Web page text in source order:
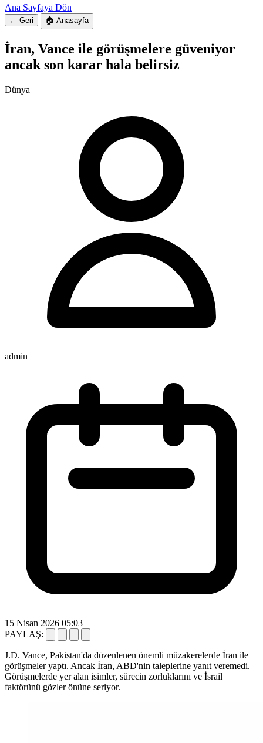
Ana Sayfaya Dön
← Geri 🏠 Anasayfa
İran, Vance ile görüşmelere güveniyor
ancak son karar hala belirsiz
Dünya
admin
15 Nisan 2026 05:03
PAYLAŞ:
J.D. Vance, Pakistan'da düzenlenen önemli müzakerelerde İran ile
görüşmeler yaptı. Ancak İran, ABD'nin taleplerine yanıt veremedi.
Görüşmelerde yer alan isimler, sürecin zorluklarını ve İsrail
faktörünü gözler önüne seriyor.